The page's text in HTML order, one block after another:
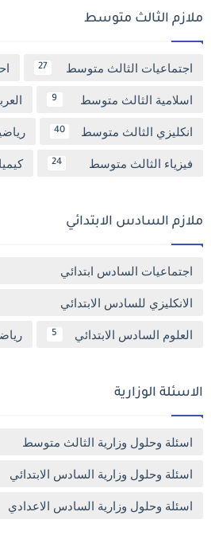
ملازم الثالث متوسط
اجتماعيات الثالث متوسط 27
اسلامية الثالث متوسط 9
انكليزي الثالث متوسط 40
فيزياء الثالث متوسط 24
ملازم السادس الابتدائي
اجتماعيات السادس ابتدائي
الانكليزي للسادس الابتدائي
العلوم السادس الابتدائي 5
الاسئلة الوزارية
اسئلة وحلول وزارية الثالث متوسط
اسئلة وحلول وزارية السادس الابتدائي
اسئلة وحلول وزارية السادس الاعدادي